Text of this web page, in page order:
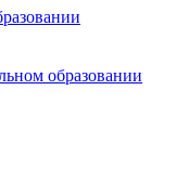
oбразовании